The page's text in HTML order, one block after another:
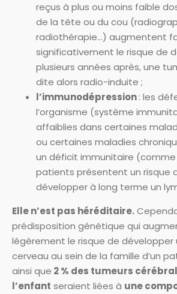
reçus à plus ou moins faible
de la tête ou du cou
radiothérapie…) augmentent
significativement le risque de
plusieurs années après, une
dite alors radio-induite ;
l’immunodépression: les
l’organisme (système
affaiblies dans certaines
ou certaines maladies
un déficit immunitaire (comme
patients présentent un risque
développer à long terme un
Elle n’est pas héréditaire.
prédisposition génétique qui
légèrement le risque de développer
cerveau au sein de la famille d’un
ainsi que 2 % des tumeurs
l’enfant seraient liées à une